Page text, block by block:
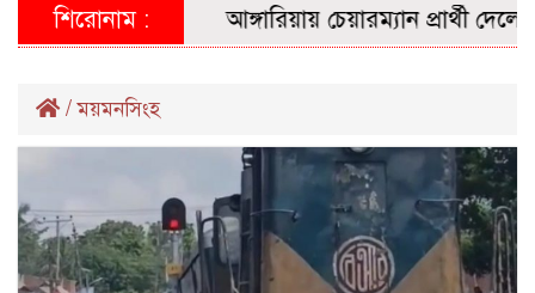
শিরোনাম : আঙ্গারিয়ায় চেয়ারম্যান প্রার্থী
/ময়মনসিংহ